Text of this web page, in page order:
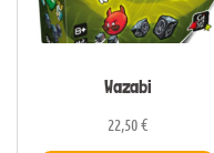
Wazabi
22,50€